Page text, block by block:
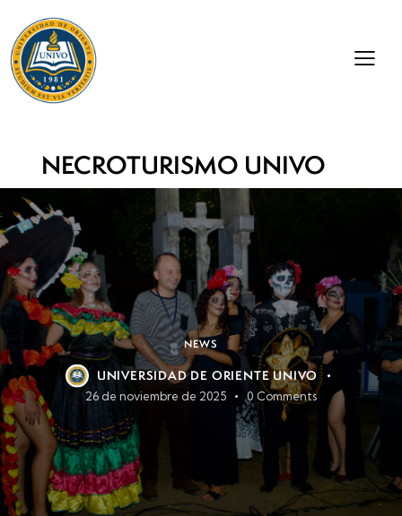
NECROTURISMO UNIVO
NEWS
UNIVERSIDAD DE ORIENTE UNIVO
26 de noviembre de 2025 0 Comments